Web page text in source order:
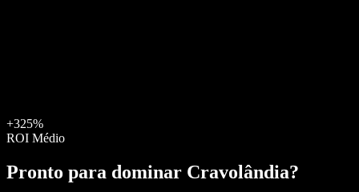
+325%
ROI Médio
Pronto para dominar Cravolândia?